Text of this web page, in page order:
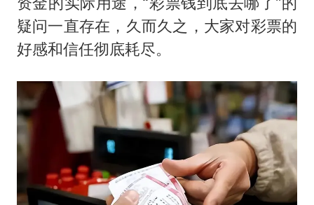
疑问一直存在，久而久之，大家对彩票的
好感和信任彻底耗尽。